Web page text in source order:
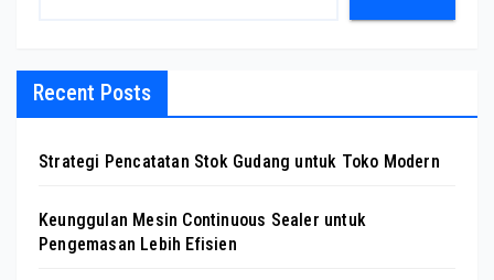
Recent Posts
Strategi Pencatatan Stok Gudang untuk Toko Modern
Keunggulan Mesin Continuous Sealer untuk
Pengemasan Lebih Efisien